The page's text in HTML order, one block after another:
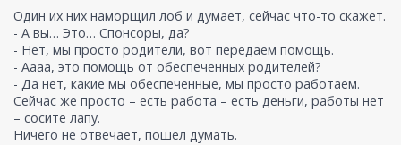
Один их них наморщил лоб и думает, сейчас что-то скажет.
- А вы… Это… Спонсоры, да?
- Нет, мы просто родители, вот передаем помощь.
- Аааа, это помощь от обеспеченных родителей?
- Да нет, какие мы обеспеченные, мы просто работаем.
Сейчас же просто – есть работа – есть деньги, работы нет
– сосите лапу.
Ничего не отвечает, пошел думать.